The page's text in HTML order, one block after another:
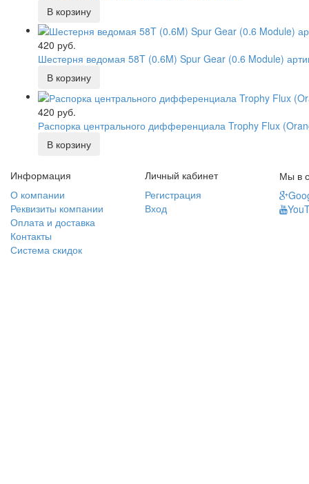
420 руб.
Шестерня ведомая 58T (0.6M) Spur Gear (0.6 Module)
420 руб.
Распорка центрального дифференциала Trophy Flux
Информация
О компании
Реквизиты компании
Оплата и доставка
Контакты
Система скидок
Личный кабинет
Регистрация
Вход
Мы в